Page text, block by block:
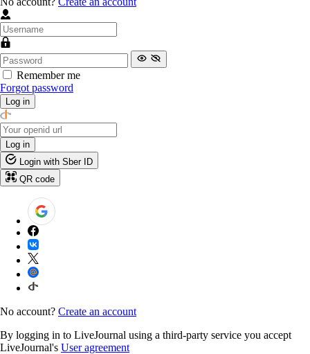
Remember me
Forgot password
Log in
Log in
Login with Sber ID
QR code
No account? Create an account
By logging in to LiveJournal using a third-party service you accept
LiveJournal's User agreement